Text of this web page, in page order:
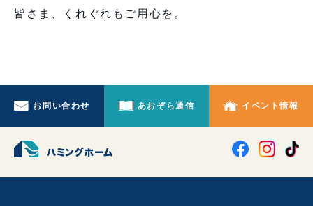
皆さま、くれぐれもご用心を。
お問い合わせ あおぞら通信 イベント情報